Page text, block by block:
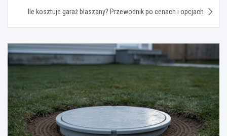
Ile kosztuje garaż blaszany? Przewodnik po cenach i opcjach